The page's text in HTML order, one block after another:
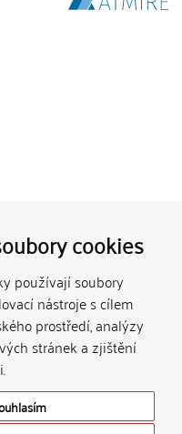
cookies
používají soubory
nástroje s cílem
prostředí, analýzy
stránek a zjištění